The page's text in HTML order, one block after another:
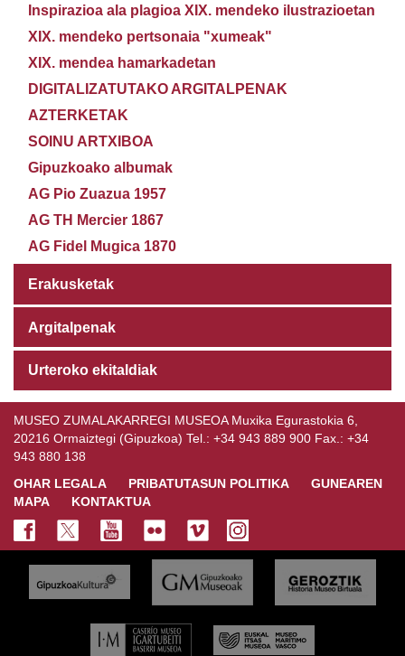
Inspirazioa ala plagioa XIX. mendeko ilustrazioetan
XIX. mendeko pertsonaia "xumeak"
XIX. mendea hamarkadetan
DIGITALIZATUTAKO ARGITALPENAK
AZTERKETAK
SOINU ARTXIBOA
Gipuzkoako albumak
AG Pio Zuazua 1957
AG TH Mercier 1867
AG Fidel Mugica 1870
Erakusketak
Argitalpenak
Urteroko ekitaldiak
MUSEO ZUMALAKARREGI MUSEOA Muxika Egurastokia 6,
20216 Ormaiztegi (Gipuzkoa) Tel.: +34 943 889 900 Fax.: +34
943 880 138
OHAR LEGALA
PRIBATUTASUN POLITIKA
GUNEAREN
MAPA
KONTAKTUA